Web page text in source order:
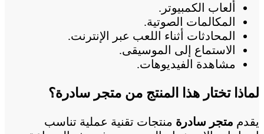
ألعاب الكمبيوتر.
المكالمات الصوتية.
المحادثات أثناء اللعب عبر الإنترنت.
الاستماع إلى الموسيقى.
مشاهدة الفيديوهات.
لماذا تختار هذا المنتج من متجر سادرة؟
يقدم متجر سادرة منتجات تقنية عملية تناسب